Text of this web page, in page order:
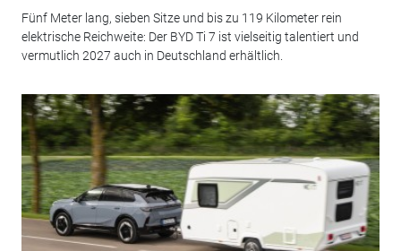
Fünf Meter lang, sieben Sitze und bis zu 119 Kilometer rein
elektrische Reichweite: Der BYD Ti 7 ist vielseitig talentiert und
vermutlich 2027 auch in Deutschland erhältlich.